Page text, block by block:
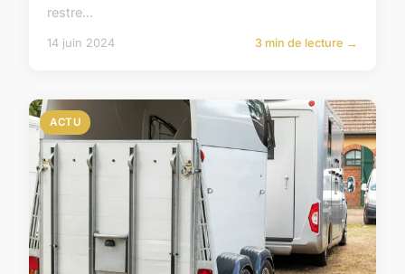
restre...
14 juin 2024 3 min de lecture →
ACTU